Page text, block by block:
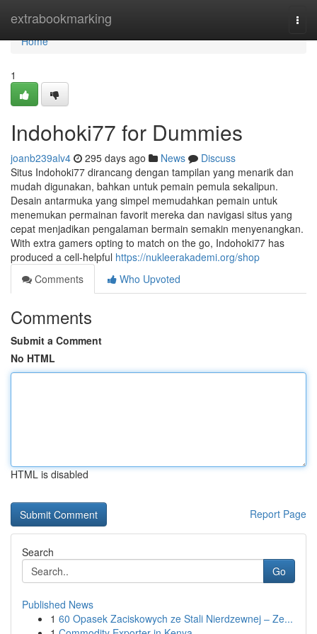
extrabookmarking
Home
Home
1
Indohoki77 for Dummies
joanb239alv4 295 days ago News
Discuss
Situs Indohoki77 dirancang dengan tampilan yang menarik dan
mudah digunakan, bahkan untuk pemain pemula sekalipun.
Desain antarmuka yang simpel memudahkan pemain untuk
menemukan permainan favorit mereka dan navigasi situs yang
cepat menjadikan pengalaman bermain semakin menyenangkan.
With extra gamers opting to match on the go, Indohoki77 has
produced a cell-helpful https://nukleerakademi.org/shop
Comments
Who Upvoted
Comments
Submit a Comment
No HTML
HTML is disabled
Report Page
Search
Go
Published News
1 60 Opasek Zaciskowych ze Stali Nierdzewnej – Ze...